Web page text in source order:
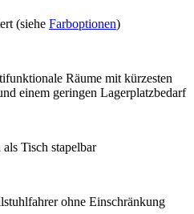
(siehe Farboptionen)
Räume mit kürzesten
einem geringen Lagerplatzbedarf
Tisch stapelbar
ohne Einschränkung